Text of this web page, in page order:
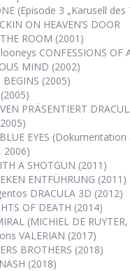
(Episode 3 „Karusell des
ON HEAVEN’S DOOR
ROOM (2001)
CONFESSIONS OF
MIND (2002)
(2005)
PRÄSENTIERT
EYES (Dokumentation
2006)
A SHOTGUN (2011)
ENTFÜHRUNG (2011)
DRACULA 3D (2012)
OF DEATH (2014)
(MICHIEL DE
VALERIAN (2017)
BROTHERS (2018)
(2018)